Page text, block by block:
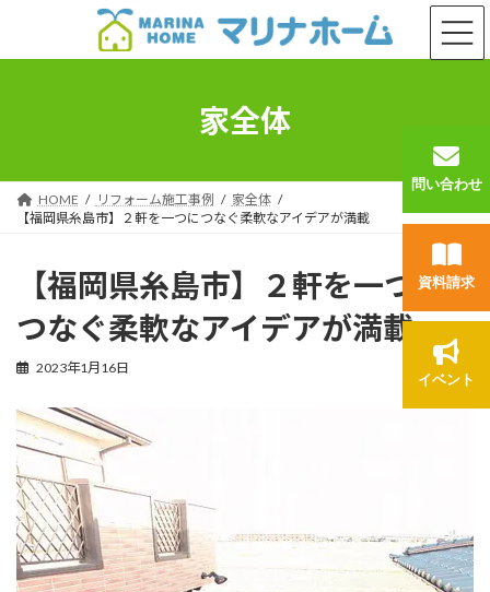
ッ
移
家全体
HOME リフォーム施工事例
家全体
【福岡県糸島市】２軒を一つにつなぐ柔軟なアイデアが満載
【福岡県糸島市】２軒を一つに
つなぐ柔軟なアイデアが満載
2023年1月16日
問い合わせ
資料請求
イベント